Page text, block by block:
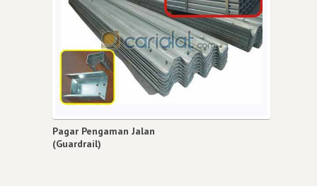
Pagar Pengaman Jalan
(Guardrail)